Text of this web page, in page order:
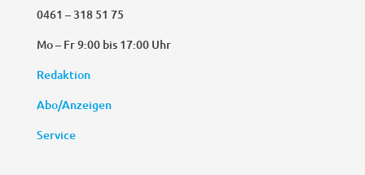
0461 – 318 51 75
Mo – Fr 9:00 bis 17:00 Uhr
Redaktion
Abo/Anzeigen
Service